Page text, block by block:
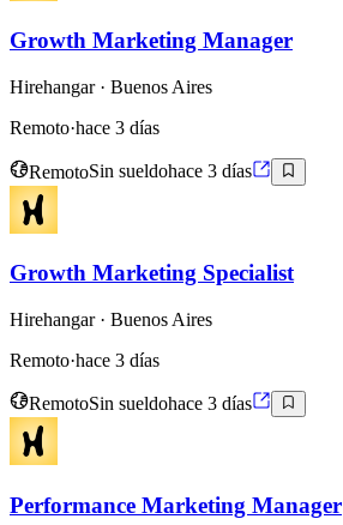
Growth Marketing Manager
Hirehangar· Buenos Aires
Remoto·hace 3 días
RemotoSin sueldohace 3 días
Growth Marketing Specialist
Hirehangar· Buenos Aires
Remoto·hace 3 días
RemotoSin sueldohace 3 días
Performance Marketing Manager